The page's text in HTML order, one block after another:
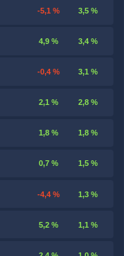
-5,1 % 3,5 %
4,9 % 3,4 %
-0,4 % 3,1 %
2,1 % 2,8 %
1,8 % 1,8 %
0,7 % 1,5 %
-4,4 % 1,3 %
5,2 % 1,1 %